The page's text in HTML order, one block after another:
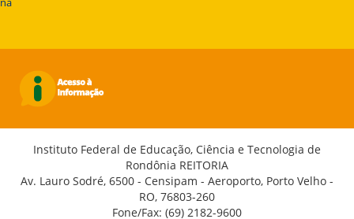
Instituto Federal de Educação, Ciência e Tecnologia de
Rondônia REITORIA
Av. Lauro Sodré, 6500 - Censipam - Aeroporto, Porto Velho -
RO, 76803-260
Fone/Fax: (69) 2182-9600